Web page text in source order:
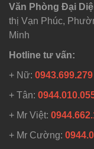
Văn Phòng Đại
thị Vạn Phúc,
Minh
Hotline tư vấn:
+ Nữ: 0943.699.279
+ Tân:
+ Mr Việt:
+ Mr Cường: